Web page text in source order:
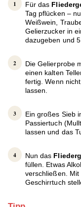
Für das
Tag pflücken –
Weißwein,
Gelierzucker in
dazugeben und
Die Gelierprobe
einen kalten
fertig. Wenn
lassen.
Ein großes Sieb
Passiertuch
lassen und das
Nun das
füllen. Etwas
verschließen. Mit
Geschirrtuch